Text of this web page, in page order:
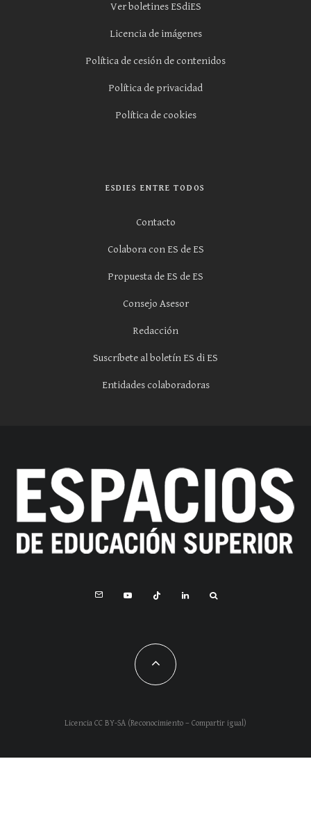
Ver boletines ESdiES
Licencia de imágenes
Política de cesión de contenidos
Política de privacidad
Política de cookies
ESDIES ENTRE TODOS
Contacto
Colabora con ES de ES
Propuesta de ES de ES
Consejo Asesor
Redacción
Suscríbete al boletín ES di ES
Entidades colaboradoras
Licencia CC BY-SA (Reconocimiento – Compartir igual)